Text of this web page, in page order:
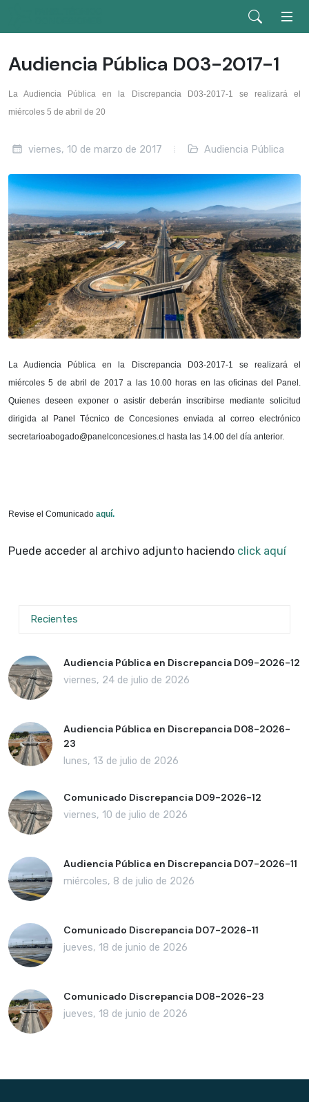
Audiencia Pública D03-2017-1
La Audiencia Pública en la Discrepancia D03-2017-1 se realizará el
miércoles 5 de abril de 20
viernes, 10 de marzo de 2017 Audiencia Pública
La Audiencia Pública en la Discrepancia D03-2017-1 se realizará el
miércoles 5 de abril de 2017 a las 10.00 horas en las oficinas del Panel.
Quienes deseen exponer o asistir deberán inscribirse mediante solicitud
dirigida al Panel Técnico de Concesiones enviada al correo electrónico
secretarioabogado@panelconcesiones.cl hasta las 14.00 del día anterior.
Revise el Comunicado aquí.
Puede acceder al archivo adjunto haciendo click aquí
Recientes
Audiencia Pública en Discrepancia D09-2026-12
viernes, 24 de julio de 2026
Audiencia Pública en Discrepancia D08-2026-
23
lunes, 13 de julio de 2026
Comunicado Discrepancia D09-2026-12
viernes, 10 de julio de 2026
Audiencia Pública en Discrepancia D07-2026-11
miércoles, 8 de julio de 2026
Comunicado Discrepancia D07-2026-11
jueves, 18 de junio de 2026
Comunicado Discrepancia D08-2026-23
jueves, 18 de junio de 2026